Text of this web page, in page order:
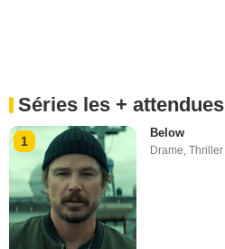
Séries les + attendues
1
Below
Drame,Thriller